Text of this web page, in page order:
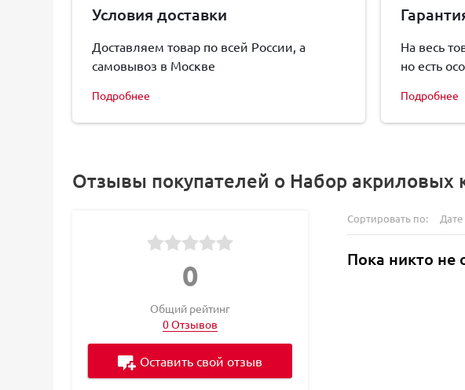
Условия доставки
Доставляем товар по всей России, а
самовывоз в Москве
Подробнее
На весь
но есть
Подробнее
Отзывы покупателей о Набор акриловых
0
Общий рейтинг
0 Отзывов
Оставить свой отзыв
Сортировать по: Дате
Пока никто не